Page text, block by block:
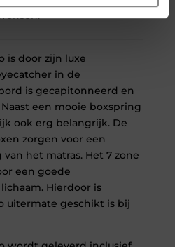
is door zijn luxe
in de
is gecapitonneerd en
een mooie boxspring
ook erg belangrijk. De
zorgen voor een
het matras. Het 7 zone
een goede
Hierdoor is
uitermate geschikt is bij